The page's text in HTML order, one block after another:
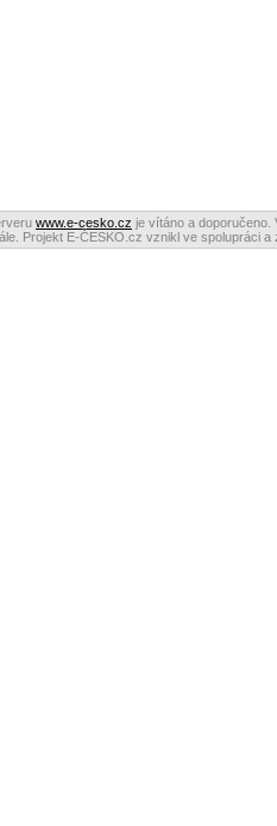
www.e-cesko.cz je vítáno a doporučeno.
Projekt E-ČESKO.cz vznikl ve spolupráci